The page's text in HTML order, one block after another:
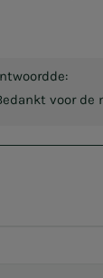
voor de